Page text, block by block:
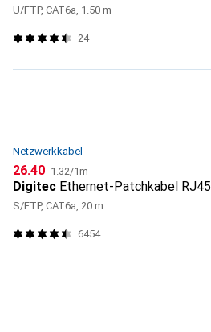
U/FTP, CAT6a, 1.50 m
24
Netzwerkkabel
CHF
26.40 CHF
1.32/1m
Digitec Ethernet-Patchkabel RJ45
S/FTP, CAT6a, 20 m
6454